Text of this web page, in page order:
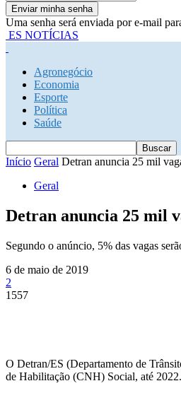
Uma senha será enviada por e-mail
ES NOTÍCIAS
Agronegócio
Economia
Esporte
Política
Saúde
Início Geral Detran anuncia 25 mil
Geral
Detran anuncia 25 mil
Segundo o anúncio, 5% das vagas
6 de maio de 2019
2
1557
O Detran/ES (Departamento de
de Habilitação (CNH) Social, até 2022.